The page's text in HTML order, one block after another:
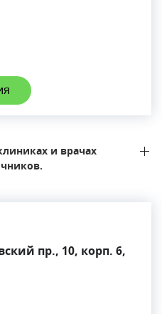
и врачах
пр., 10, корп. 6,